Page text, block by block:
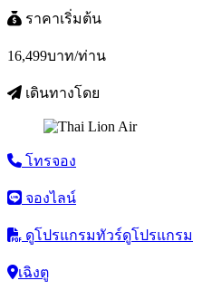
ราคาเริ่มต้น
16,499บาท/ท่าน
เดินทางโดย
โทรจอง
จองไลน์
ดูโปรแกรมทัวร์ดูโปรแกรม
เฉิงตู